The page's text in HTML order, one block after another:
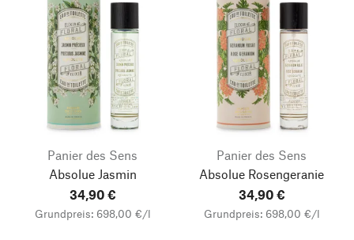
Panier des Sens
Absolue Jasmin
34,90 €
Grundpreis: 698,00 €/l
Panier des Sens
Absolue Rosengeranie
34,90 €
Grundpreis: 698,00 €/l